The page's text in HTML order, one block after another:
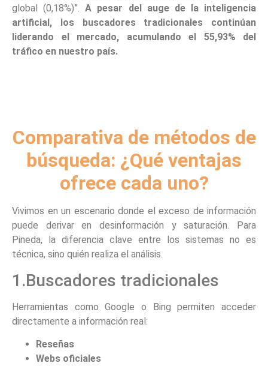
global (0,18%)”.A pesar del auge de la inteligencia
artificial, los buscadores tradicionales continúan
liderando el mercado, acumulando el 55,93% del
tráfico en nuestro país.
Comparativa de métodos de
búsqueda: ¿Qué ventajas
ofrece cada uno?
Vivimos en un escenario donde el exceso de información
puede derivar en desinformación y saturación. Para
Pineda, la diferencia clave entre los sistemas no es
técnica, sino quién realiza el análisis.
1.Buscadores tradicionales
Herramientas como Google o Bing permiten acceder
directamente a información real:
Reseñas
Webs oficiales